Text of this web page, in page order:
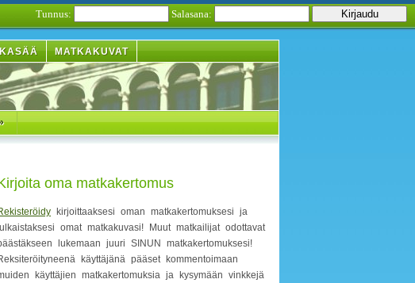
Tunnus: Salasana:
MATKAKUVAT
oma matkakertomus
kirjoittaaksesi oman matkakertomuksesi ja
omat matkakuvasi! Muut matkailijat odottavat
lukemaan juuri SINUN matkakertomuksesi!
käyttäjänä pääset kommentoimaan
käyttäjien matkakertomuksia ja kysymään vinkkejä